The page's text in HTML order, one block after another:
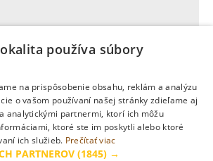
používa súbory
na prispôsobenie obsahu, reklám a analýzu
o vašom používaní našej stránky zdieľame aj
analytickými partnermi, ktorí ich môžu
ktoré ste im poskytli alebo ktoré
ich služieb. Prečítať viac
PARTNEROV (1845) →